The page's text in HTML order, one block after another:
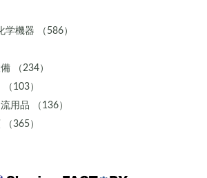
学機器 （586）
（234）
103）
用品 （136）
365）